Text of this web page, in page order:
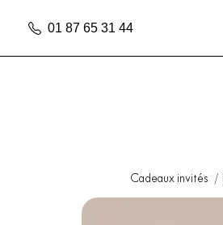
01 87 65 31 44
Cadeaux invités